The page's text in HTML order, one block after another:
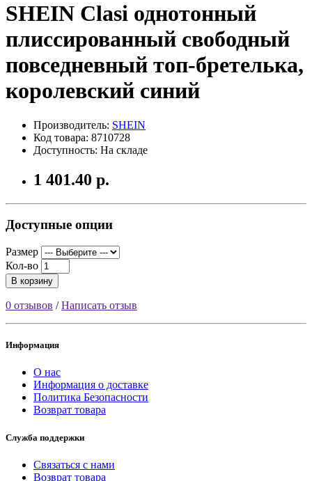
SHEIN Clasi однотонный
плиссированный свободный
повседневный топ-бретелька,
королевский синий
Производитель: SHEIN
Код товара: 8710728
Доступность: На складе
1 401.40 р.
Доступные опции
Размер
Кол-во
В корзину
0 отзывов /Написать отзыв
Информация
О нас
Информация о доставке
Политика Безопасности
Возврат товара
Служба поддержки
Связаться с нами
Возврат товара